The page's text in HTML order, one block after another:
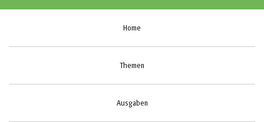
Home
Themen
Ausgaben